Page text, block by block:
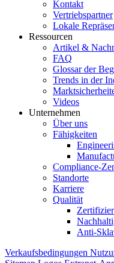
Kontakt
Vertriebspartner
Lokale
Ressourcen
Artikel &
FAQ
Glossar der
Trends in der
Videos
Unternehmen
Über uns
Fähigkeiten
Compliance-
Standorte
Karriere
Qualität
Anti-
Verkaufsbedingungen